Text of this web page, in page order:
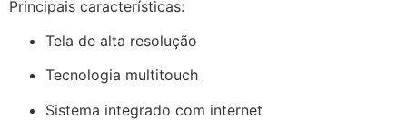
Principais características:
Tela de alta resolução
Tecnologia multitouch
Sistema integrado com internet